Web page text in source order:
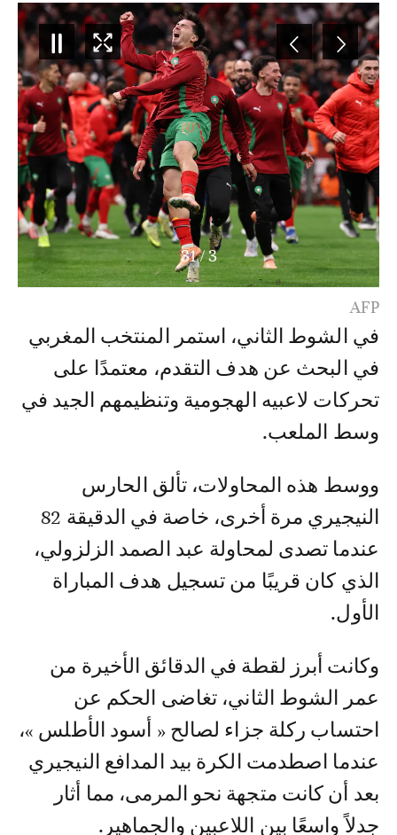
3
/
31
AFP
في الشوط الثاني، استمر المنتخب المغربي
في البحث عن هدف التقدم، معتمدًا على
تحركات لاعبيه الهجومية وتنظيمهم الجيد في
وسط الملعب.
ووسط هذه المحاولات، تألق الحارس
النيجيري مرة أخرى، خاصة في الدقيقة 82
عندما تصدى لمحاولة عبد الصمد الزلزولي،
الذي كان قريبًا من تسجيل هدف المباراة
الأول.
وكانت أبرز لقطة في الدقائق الأخيرة من
عمر الشوط الثاني، تغاضى الحكم عن
احتساب ركلة جزاء لصالح « أسود الأطلس »،
عندما اصطدمت الكرة بيد المدافع النيجيري
بعد أن كانت متجهة نحو المرمى، مما أثار
جدلاً واسعًا بين اللاعبين والجماهير.